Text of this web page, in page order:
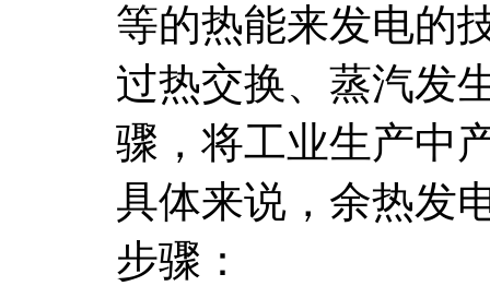
等的热能来发电的
过热交换、蒸汽发
骤，将工业生产中
具体来说，余热发
步骤：